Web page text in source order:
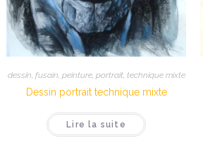
dessin fusain peinture, portrait, technique mixte
Dessin portrait technique mixte
Lire la suite